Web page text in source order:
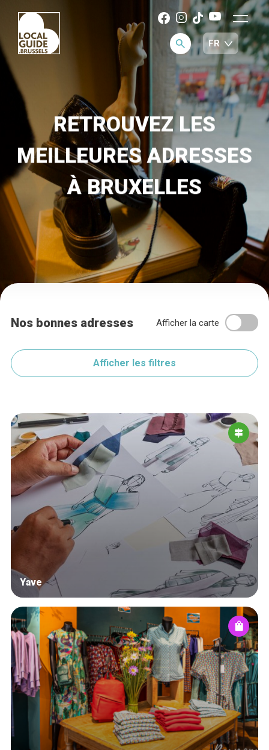
RETROUVEZ LES
MEILLEURES ADRESSES
À BRUXELLES
Nos bonnes adresses Afficher la carte
Afficher les filtres
Yave